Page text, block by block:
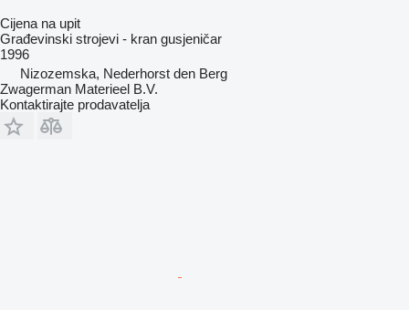
Cijena na upit
Građevinski strojevi - kran gusjeničar
1996
Nizozemska, Nederhorst den Berg
Zwagerman Materieel B.V.
Kontaktirajte prodavatelja